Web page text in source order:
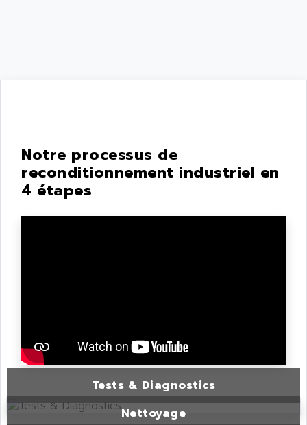
Notre processus de
reconditionnement industriel en
4 étapes
Tests & Diagnostics
Nettoyage